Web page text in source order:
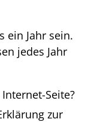
ein Jahr sein.
jedes Jahr
​Seite?
zur